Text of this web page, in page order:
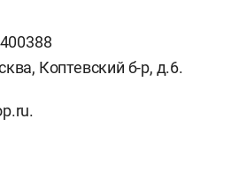
Коптевский б-р, д.6.